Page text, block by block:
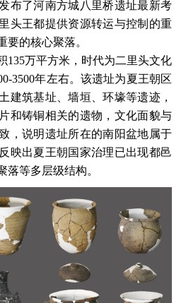
布了河南方城八里桥遗址最新考
头王都提供资源转运与控制的重
要的核心聚落。
万平方米，时代为二里头文化
3500年左右。该遗址为夏王朝区
建筑基址、墙垣、环壕等遗迹，
和铸铜相关的遗物，文化面貌与
，说明遗址所在的南阳盆地属于
映出夏王朝国家治理已出现都邑
落等多层级结构。